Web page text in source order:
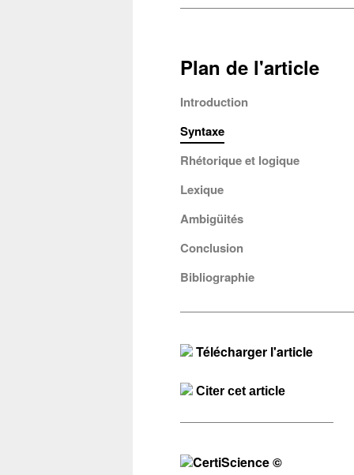
Plan de l'article
Introduction
Syntaxe
Rhétorique et logique
Lexique
Ambigüités
Conclusion
Bibliographie
Télécharger l'article
Citer cet article